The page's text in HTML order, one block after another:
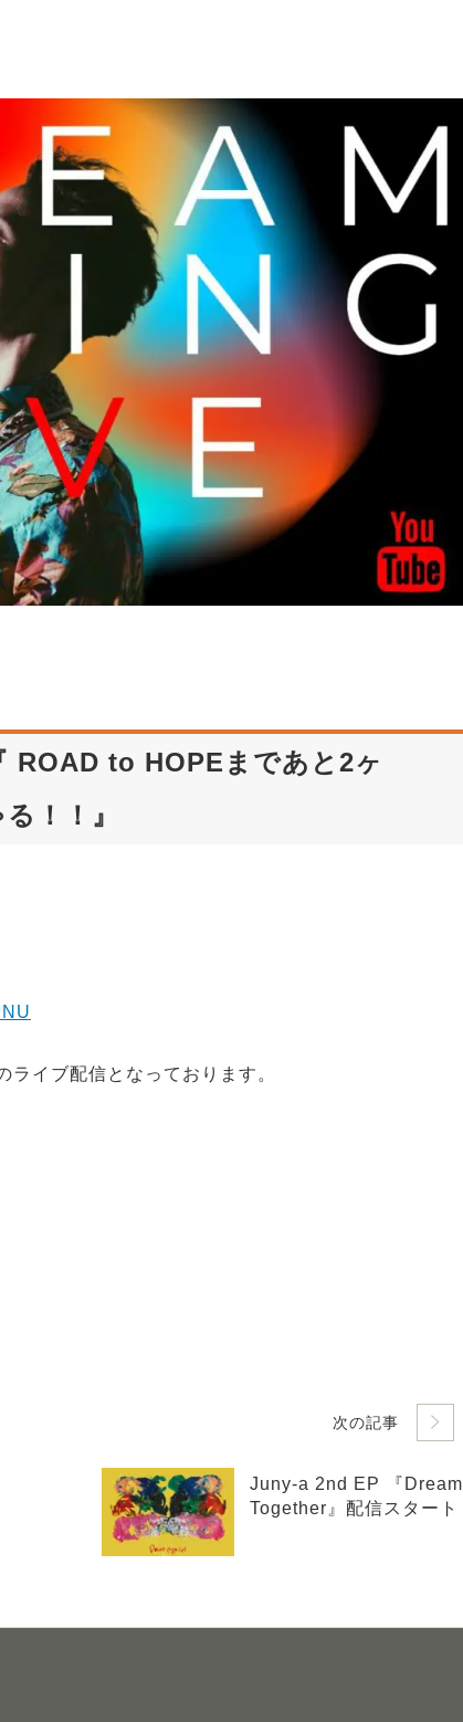
ROAD to HOPEまであと2ヶ
！！』
イブ配信となっております。
次の記事
Juny-a 2nd EP 『Dream
Together』配信スタート